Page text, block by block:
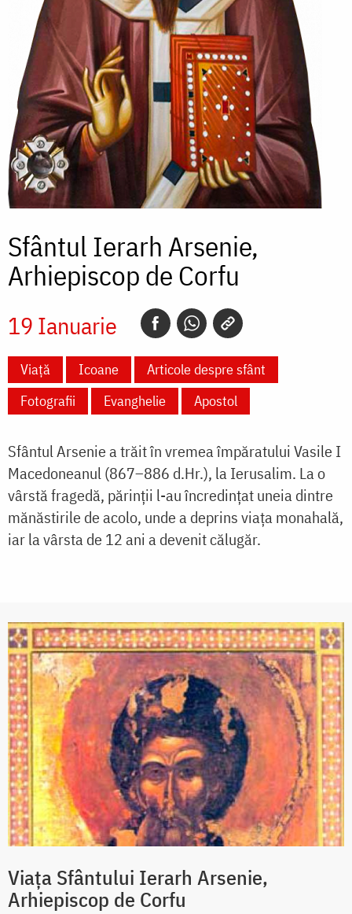
Sfântul Ierarh Arsenie,
Arhiepiscop de Corfu
19 Ianuarie
Viață Icoane
Articole despre sfânt
Fotografii
Evanghelie Apostol
Sfântul Arsenie a trăit în vremea împăratului Vasile I
Macedoneanul (867–886 d.Hr.), la Ierusalim. La o
vârstă fragedă, părinții l-au încredințat uneia dintre
mănăstirile de acolo, unde a deprins viața monahală,
iar la vârsta de 12 ani a devenit călugăr.
Viața Sfântului Ierarh Arsenie,
Arhiepiscop de Corfu